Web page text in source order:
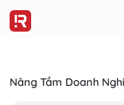
CHIẾN LƯỢC KINH
Nâng Tầm Doanh